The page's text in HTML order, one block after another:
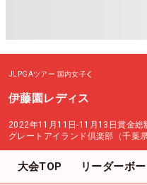
JLPGAツアー 国内女子
伊藤園レディス
2022年11月11日-11月13日賞金総
グレートアイランド倶楽部（千葉県
大会TOP リーダーボ